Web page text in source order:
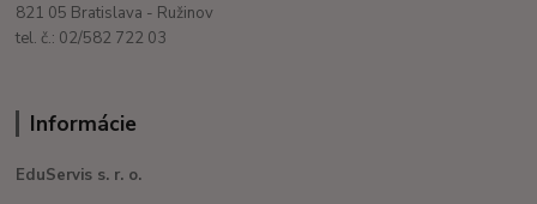
821 05 Bratislava - Ružinov
tel. č.: 02/582 722 03
Informácie
EduServis s. r. o.